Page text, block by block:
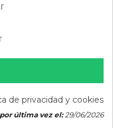
de privacidad y cookies
última vez el:29/06/2026